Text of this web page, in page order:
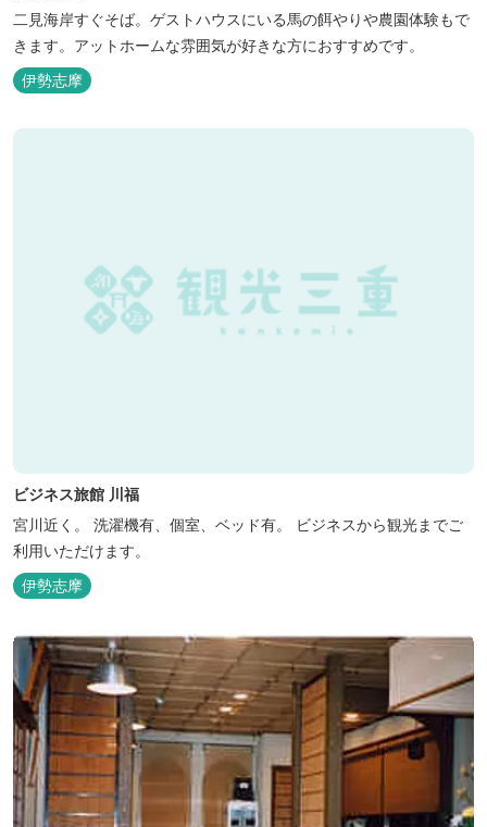
二見海岸すぐそば。ゲストハウスにいる馬の餌やりや農園体験もで
きます。アットホームな雰囲気が好きな方におすすめです。
伊勢志摩
ビジネス旅館 川福
宮川近く。 洗濯機有、個室、ベッド有。 ビジネスから観光までご
利用いただけます。
伊勢志摩